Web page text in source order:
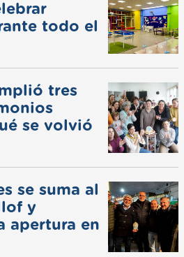
todo el
tres
se volvió
se suma al
y
apertura en